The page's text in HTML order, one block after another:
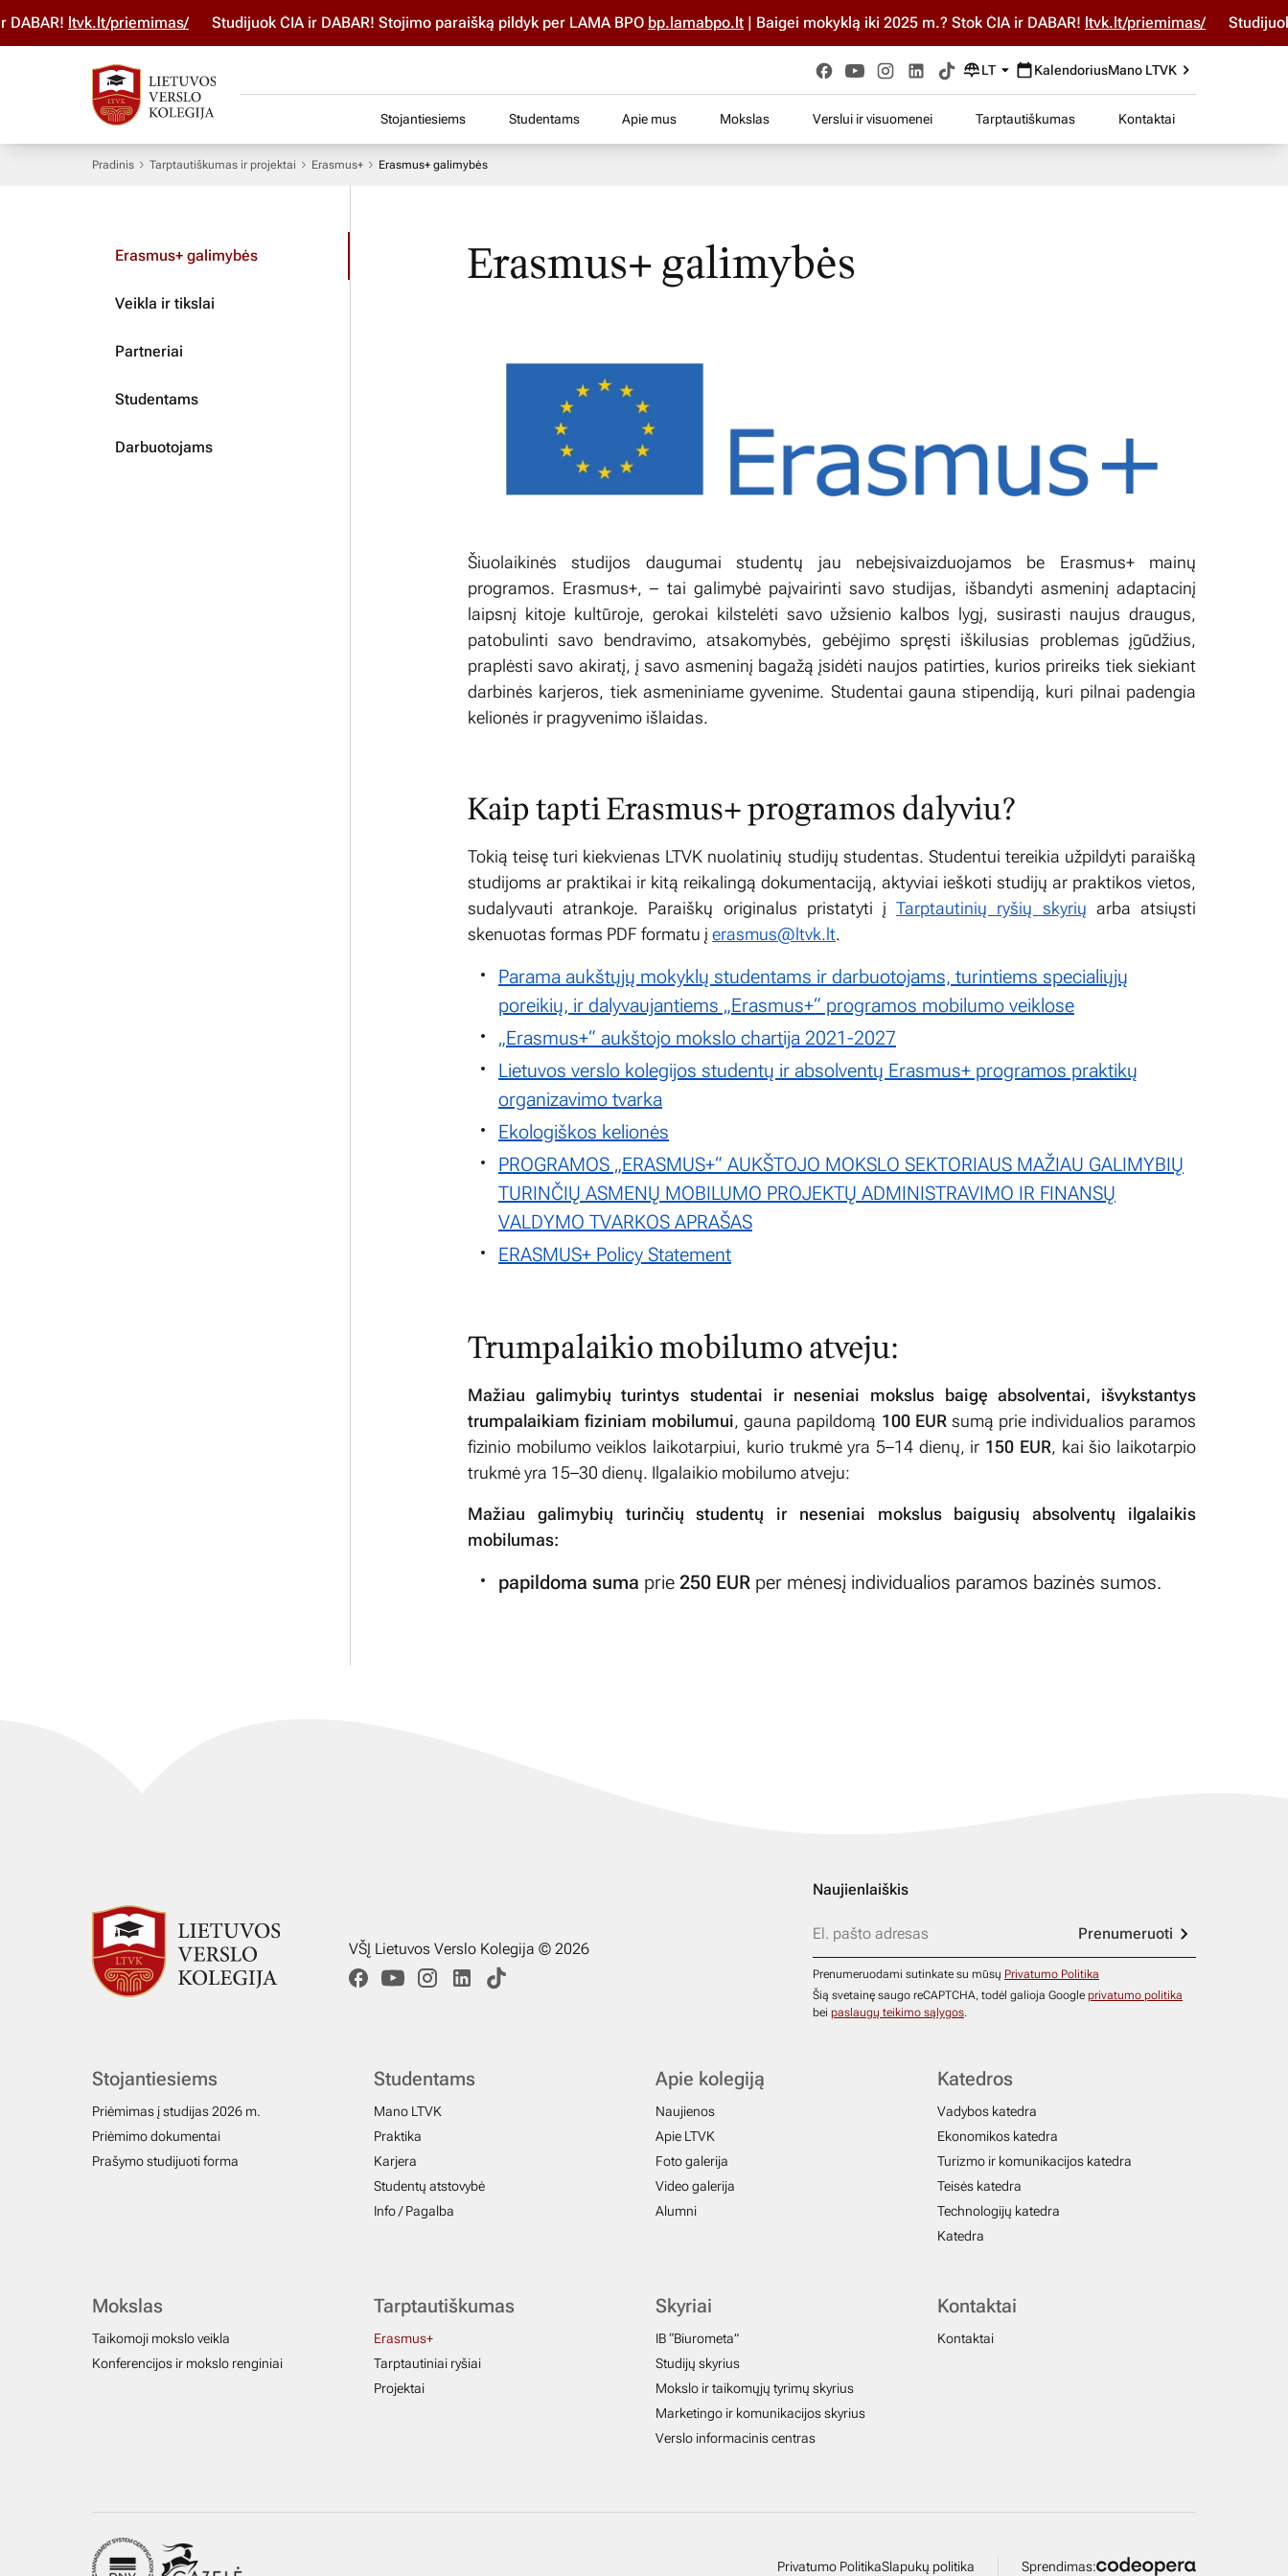
ltvk.lt/priemimas/ Studijuok ČIA ir DABAR! Stojimo paraišką pildyk per LAMA BPO bp.lamabpo.lt| Baigei mokyklą iki 2025 m.? Stok ČIA ir DABAR!ltvk.lt/priemimas/ Studijuok
LT KalendoriusMano LTVK
Stojantiesiems Studentams Apie mus Mokslas Verslui ir visuomenei Tarptautiškumas Kontaktai
Pradinis Tarptautiškumas ir projektai Erasmus+ Erasmus+ galimybės
Erasmus+ galimybės
Veikla ir tikslai
Partneriai
Studentams
Darbuotojams
Erasmus+ galimybės
Šiuolaikinės studijos daugumai studentų jau nebeįsivaizduojamos be Erasmus+ mainų
programos. Erasmus+, – tai galimybė paįvairinti savo studijas, išbandyti asmeninį adaptacinį
laipsnį kitoje kultūroje, gerokai kilstelėti savo užsienio kalbos lygį, susirasti naujus draugus,
patobulinti savo bendravimo, atsakomybės, gebėjimo spręsti iškilusias problemas įgūdžius,
praplėsti savo akiratį, į savo asmeninį bagažą įsidėti naujos patirties, kurios prireiks tiek siekiant
darbinės karjeros, tiek asmeniniame gyvenime. Studentai gauna stipendiją, kuri pilnai padengia
kelionės ir pragyvenimo išlaidas.
Kaip tapti Erasmus+ programos dalyviu?
Tokią teisę turi kiekvienas LTVK nuolatinių studijų studentas. Studentui tereikia užpildyti paraišką
studijoms ar praktikai ir kitą reikalingą dokumentaciją, aktyviai ieškoti studijų ar praktikos vietos,
sudalyvauti atrankoje. Paraiškų originalus pristatyti įTarptautinių ryšių skyrių arba atsiųsti
skenuotas formas PDF formatu į erasmus@ltvk.lt.
Parama aukštųjų mokyklų studentams ir darbuotojams, turintiems specialiųjų
poreikių, ir dalyvaujantiems „Erasmus+“ programos mobilumo veiklose
„Erasmus+“ aukštojo mokslo chartija 2021-2027
Lietuvos verslo kolegijos studentų ir absolventų Erasmus+ programos praktikų
organizavimo tvarka
Ekologiškos kelionės
PROGRAMOS „ERASMUS+“ AUKŠTOJO MOKSLO SEKTORIAUS MAŽIAU GALIMYBIŲ
TURINČIŲ ASMENŲ MOBILUMO PROJEKTŲ ADMINISTRAVIMO IR FINANSŲ
VALDYMO TVARKOS APRAŠAS
ERASMUS+ Policy Statement
Trumpalaikio mobilumo atveju:
Mažiau galimybių turintys studentai ir neseniai mokslus baigę absolventai, išvykstantys
trumpalaikiam fiziniam mobilumui, gauna papildomą 100 EUR sumą prie individualios paramos
fizinio mobilumo veiklos laikotarpiui, kurio trukmė yra 5–14 dienų, ir 150 EUR, kai šio laikotarpio
trukmė yra 15–30 dienų. Ilgalaikio mobilumo atveju:
Mažiau galimybių turinčių studentų ir neseniai mokslus baigusių absolventų ilgalaikis
mobilumas:
papildoma suma prie 250 EUR per mėnesį individualios paramos bazinės sumos.
VŠĮ Lietuvos Verslo Kolegija © 2026
Naujienlaiškis
Prenumeruoti
Prenumeruodami sutinkate su mūsų Privatumo Politika
Šią svetainę saugo reCAPTCHA, todėl galioja Google privatumo politika
bei paslaugų teikimo sąlygos.
Stojantiesiems
Priėmimas į studijas 2026 m.
Priėmimo dokumentai
Prašymo studijuoti forma
Studentams
Mano LTVK
Praktika
Karjera
Studentų atstovybė
Info / Pagalba
Apie kolegiją
Naujienos
Apie LTVK
Foto galerija
Video galerija
Alumni
Katedros
Vadybos katedra
Ekonomikos katedra
Turizmo ir komunikacijos katedra
Teisės katedra
Technologijų katedra
Katedra
Mokslas
Taikomoji mokslo veikla
Konferencijos ir mokslo renginiai
Tarptautiškumas
Erasmus+
Tarptautiniai ryšiai
Projektai
Skyriai
IB “Biurometa”
Studijų skyrius
Mokslo ir taikomųjų tyrimų skyrius
Marketingo ir komunikacijos skyrius
Verslo informacinis centras
Kontaktai
Kontaktai
Privatumo PolitikaSlapukų politika Sprendimas: